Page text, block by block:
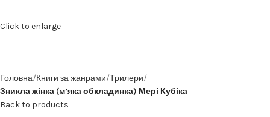
Click to enlarge
Головна Книги за жанрами Трилери
Зникла жінка (м’яка обкладинка) Мері Кубіка
Back to products